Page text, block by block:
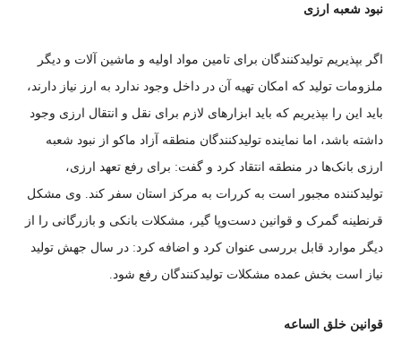
نبود شعبه ارزی
اگر بپذیریم تولیدکنندگان برای تامین مواد اولیه و ماشین آلات و دیگر
ملزومات تولید که امکان تهیه آن در داخل وجود ندارد به ارز نیاز دارند،
باید این را بپذیریم که باید ابزار‌های لازم برای نقل و انتقال ارزی وجود
داشته باشد، اما نماینده تولیدکنندگان منطقه آزاد ماکو از نبود شعبه
ارزی بانک‌ها در منطقه انتقاد کرد و گفت: برای رفع تعهد ارزی،
تولیدکننده مجبور است به کررات به مرکز استان سفر کند. وی مشکل
قرنطینه گمرک و قوانین دست‌وپا گیر، مشکلات بانکی و بازرگانی را از
دیگر موارد قابل بررسی عنوان کرد و اضافه کرد: در سال جهش تولید
نیاز است بخش عمده مشکلات تولیدکنندگان رفع شود.
قوانین خلق الساعه